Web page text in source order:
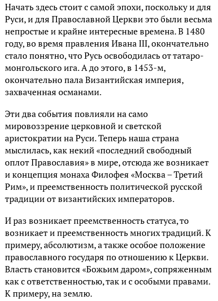
Начать здесь стоит с самой эпохи, поскольку и для
Руси, и для Православной Церкви это были весьма
непростые и крайне интересные времена. В 1480
году, во время правления Ивана III, окончательно
стало понятно, что Русь освободилась от татаро-
монгольского ига. А до этого, в 1453-м,
окончательно пала Византийская империя,
захваченная османами.
Эти два события повлияли на само
мировоззрение церковной и светской
аристократии на Руси. Теперь наша страна
мыслилась, как некий «последний свободный
оплот Православия» в мире, отсюда же возникает
и концепция монаха Филофея «Москва – Третий
Рим», и преемственность политической русской
традиции от византийских императоров.
И раз возникает преемственность статуса, то
возникает и преемственность многих традиций. К
примеру, абсолютизм, а также особое положение
православного государя по отношению к Церкви.
Власть становится «Божьим даром», сопряженным
как с ответственностью, так и с особыми правами.
К примеру, на землю.